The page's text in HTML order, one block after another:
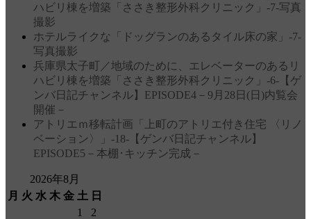
ハビリ棟を増築「ささき整形外科クリニック」‐7‐写真
撮影
ホテルライクな「ドッグランのあるタイル床の家」‐7‐
写真撮影
兵庫県太子町／地域のために、エレベーターのあるリ
ハビリ棟を増築「ささき整形外科クリニック」‐6‐【ゲ
ンバ日記チャンネル】EPISODE4－9月28日(日)内覧会
開催－
アトリエｍ移転計画「上町のアトリエ付き住宅 〈リノ
ベーション〉」‐18‐【ゲンバ日記チャンネル】
EPISODE5－本棚･キッチン完成－
2026年8月
月 火 水 木 金 土 日
1
2